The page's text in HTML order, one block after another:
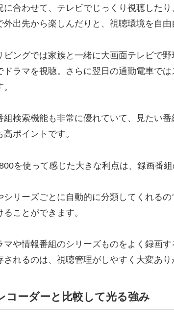
に合わせて、テレビでじっくり視聴した
外出先から楽しんだりと、視聴環境を自由
ビングでは家族と一緒に大画面テレビで
ドラマを視聴。さらに翌日の通勤電車で
組検索機能も非常に優れていて、見たい
ポイントです。
を使って感じた大きな利点は、録画番組
シリーズごとに自動的に分類してくれる
ることができます。
マや情報番組のシリーズものをよく録画
されるのは、視聴管理がしやすく大変あり
コーダーと比較して光る強み